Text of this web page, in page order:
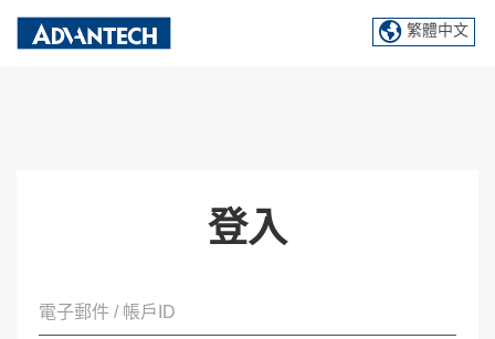
繁體中文
登入
電子郵件 / 帳戶ID